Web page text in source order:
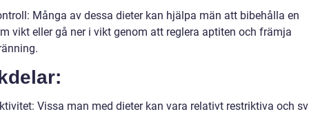
Många av dessa dieter kan hjälpa män att bibehålla en
vikt eller gå ner i vikt genom att reglera aptiten och främja
Vissa man med dieter kan vara relativt restriktiva och